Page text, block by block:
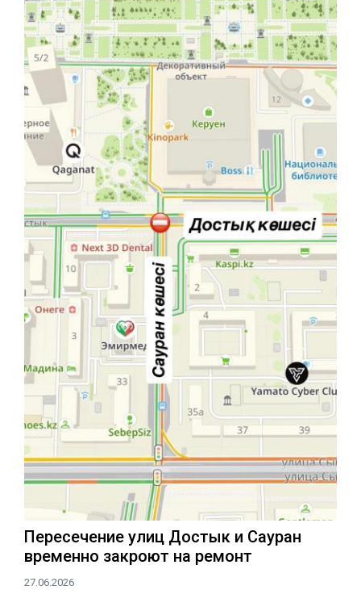
Пересечение улиц Достык и Сауран
временно закроют на ремонт
27.06.2026